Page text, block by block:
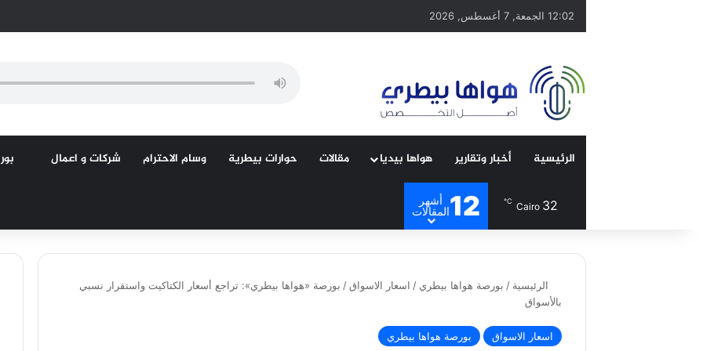
12:02 الجمعة, 7 أغسطس, 2026
الرئيسية أخبار وتقارير هواها بيديا مقالات حوارات بيطرية وسام الاحترام شركات و اعمال
Cairo 32
℃
12
أشهر
المقالات
الرئيسية / بورصة هواها بيطري / اسعار الاسواق / بورصة «هواها بيطري»: تراجع أسعار الكتاكيت واستقرار نسبي
بالأسواق
اسعار الاسواق بورصة هواها بيطري